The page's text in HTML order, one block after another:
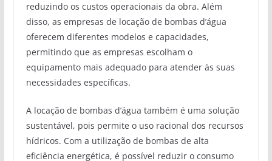
reduzindo os custos operacionais da obra. Além
disso, as empresas de locação de bombas d’água
oferecem diferentes modelos e capacidades,
permitindo que as empresas escolham o
equipamento mais adequado para atender às suas
necessidades específicas.
A locação de bombas d’água também é uma solução
sustentável, pois permite o uso racional dos recursos
hídricos. Com a utilização de bombas de alta
eficiência energética, é possível reduzir o consumo